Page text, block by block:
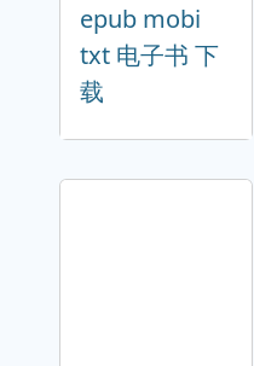
epub mobi
txt 电子书 下
载